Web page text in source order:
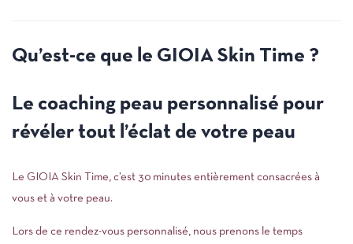
Qu’est-ce que le GIOIA Skin Time ?
Le coaching peau personnalisé pour
révéler tout l’éclat de votre peau
Le GIOIA Skin Time, c’est 30 minutes entièrement consacrées à
vous et à votre peau.
Lors de ce rendez-vous personnalisé, nous prenons le temps